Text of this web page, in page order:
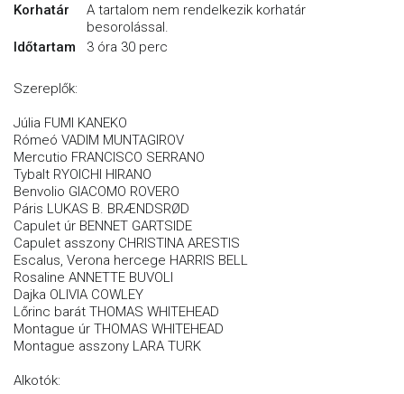
Korhatár
A tartalom nem rendelkezik korhatár
besorolással.
Időtartam
3 óra 30 perc
Szereplők:
Júlia FUMI KANEKO
Rómeó VADIM MUNTAGIROV
Mercutio FRANCISCO SERRANO
Tybalt RYOICHI HIRANO
Benvolio GIACOMO ROVERO
Páris LUKAS B. BRÆNDSRØD
Capulet úr BENNET GARTSIDE
Capulet asszony CHRISTINA ARESTIS
Escalus, Verona hercege HARRIS BELL
Rosaline ANNETTE BUVOLI
Dajka OLIVIA COWLEY
Lőrinc barát THOMAS WHITEHEAD
Montague úr THOMAS WHITEHEAD
Montague asszony LARA TURK
Alkotók: